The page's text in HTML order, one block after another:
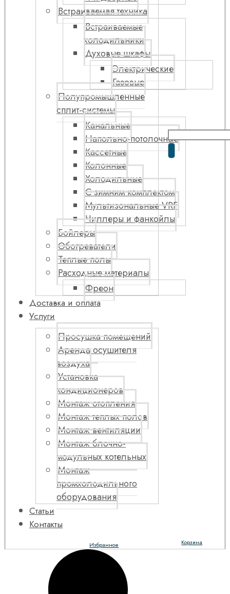
Встраиваемая техника
Встраиваемые
холодильники
Духовые шкафы
Электрические
Газовые
Полупромышленные
сплит-системы
Канальные
Напольно-потолочные
Кассетные
Колонные
Холодильные
С зимним комплектом
Мультизональные VRF
Чиллеры и фанкойлы
Бойлеры
Обогреватели
Теплые полы
Расходные материалы
Фреон
Доставка и оплата
Услуги
Просушка помещений
Аренда осушителя
воздуха
Установка
кондиционеров
Монтаж отопления
Монтаж теплых полов
Монтаж вентиляции
Монтаж блочно-
модульных котельных
Монтаж
промхолодильного
оборудования
Статьи
Контакты
Корзина
Избранное